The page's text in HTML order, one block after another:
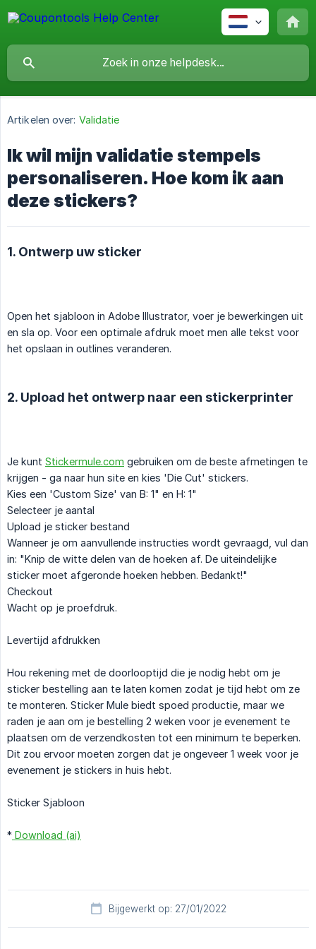
Artikelen over: Validatie
Ik wil mijn validatie stempels
personaliseren. Hoe kom ik aan
deze stickers?
1. Ontwerp uw sticker
Open het sjabloon in Adobe Illustrator, voer je bewerkingen uit
en sla op. Voor een optimale afdruk moet men alle tekst voor
het opslaan in outlines veranderen.
2. Upload het ontwerp naar een stickerprinter
Je kunt Stickermule.com gebruiken om de beste afmetingen te
krijgen - ga naar hun site en kies 'Die Cut' stickers.
Kies een 'Custom Size' van B: 1" en H: 1"
Selecteer je aantal
Upload je sticker bestand
Wanneer je om aanvullende instructies wordt gevraagd, vul dan
in: "Knip de witte delen van de hoeken af. De uiteindelijke
sticker moet afgeronde hoeken hebben. Bedankt!"
Checkout
Wacht op je proefdruk.
Levertijd afdrukken
Hou rekening met de doorlooptijd die je nodig hebt om je
sticker bestelling aan te laten komen zodat je tijd hebt om ze
te monteren. Sticker Mule biedt spoed productie, maar we
raden je aan om je bestelling 2 weken voor je evenement te
plaatsen om de verzendkosten tot een minimum te beperken.
Dit zou ervoor moeten zorgen dat je ongeveer 1 week voor je
evenement je stickers in huis hebt.
Sticker Sjabloon
* Download (ai)
Bijgewerkt op: 27/01/2022